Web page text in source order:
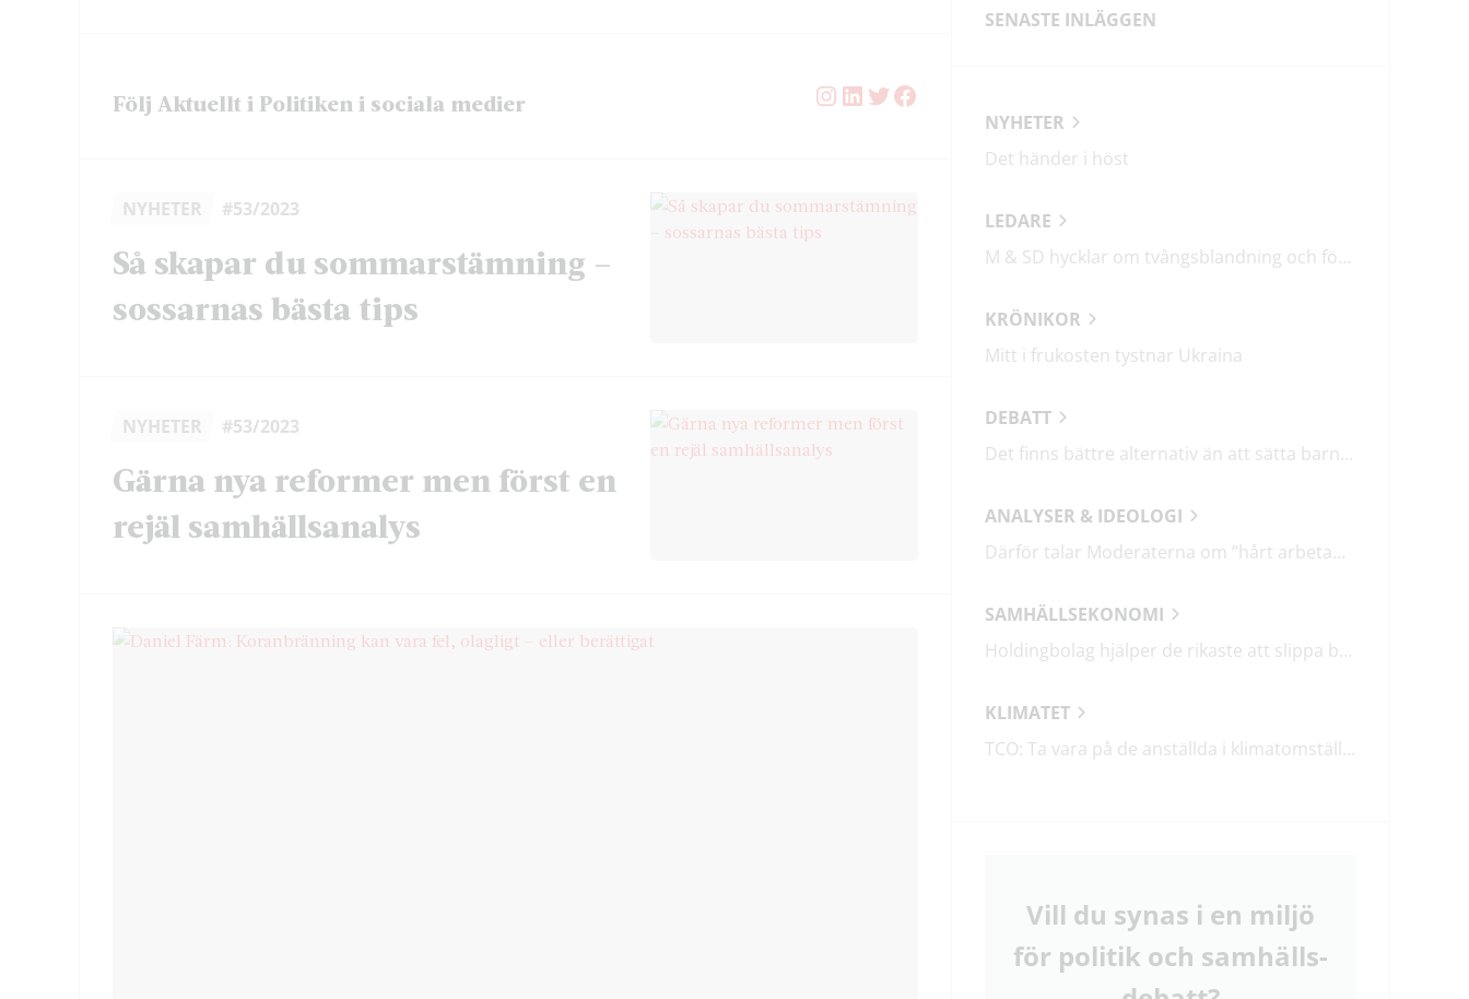
Följ Aktuellt i Politiken i sociala medier Instagram
LinkedIn
Twitter
Facebook
NYHETER #53/2023
Så skapar du sommarstämning –
sossarnas bästa tips
NYHETER #53/2023
Gärna nya reformer men först en
rejäl samhällsanalys
SENASTE INLÄGGEN
NYHETER
Det händer i höst
LEDARE
M & SD hycklar om tvångsblandning och förvärrar segregationen
KRÖNIKOR
Mitt i frukosten tystnar Ukraina
DEBATT
Det finns bättre alternativ än att sätta barn i fängelse
ANALYSER & IDEOLOGI
Därför talar Moderaterna om ”hårt arbetande människor”
SAMHÄLLSEKONOMI
Holdingbolag hjälper de rikaste att slippa betala miljarder i skatt
KLIMATET
TCO: Ta vara på de anställda i klimatomställningen
Vill du synas i en miljö
för politik och samhälls­